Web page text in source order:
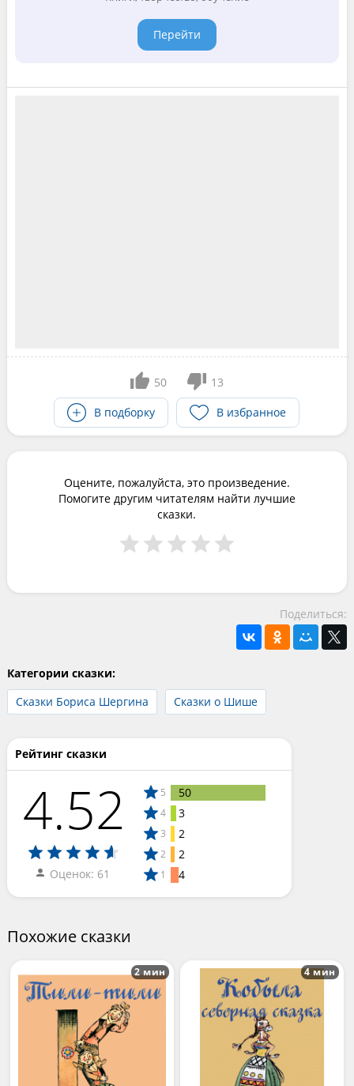
Перейти
50
13
В подборку
В избранное
Оцените, пожалуйста, это произведение.
Помогите другим читателям найти лучшие
сказки.
Поделиться:
Категории сказки:
Сказки Бориса Шергина
Сказки о Шише
Рейтинг сказки
4.52
Оценок: 61
5 50
4 3
3 2
2 2
1 4
Похожие сказки
2 мин 4 мин